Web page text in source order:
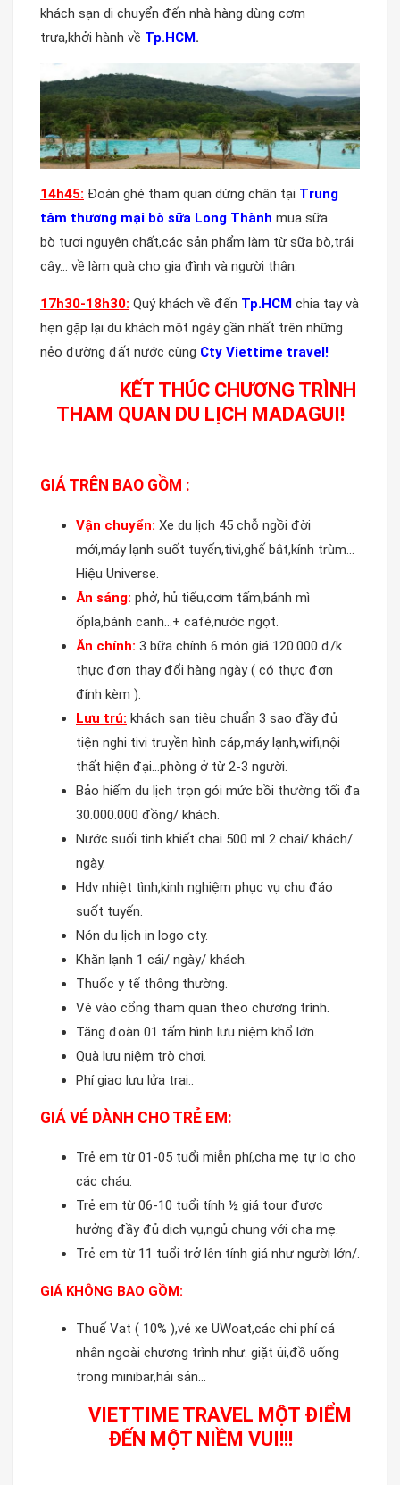
khách sạn di chuyển đến nhà hàng dùng cơm
trưa,khởi hành về Tp.HCM.
14h45: Đoàn ghé tham quan dừng chân tại Trung
tâm thương mại bò sữa Long Thành mua sữa
bò tươi nguyên chất,các sản phẩm làm từ sữa bò,trái
cây… về làm quà cho gia đình và người thân.
17h30-18h30: Quý khách về đến Tp.HCM chia tay và
hẹn gặp lại du khách một ngày gần nhất trên những
nẻo đường đất nước cùng Cty Viettime travel!
KẾT THÚC CHƯƠNG TRÌNH
THAM QUAN DU LỊCH MADAGUI!
GIÁ TRÊN BAO GỒM :
Vận chuyển: Xe du lịch 45 chỗ ngồi đời
mới,máy lạnh suốt tuyến,tivi,ghế bật,kính trùm…
Hiệu Universe.
Ăn sáng: phở, hủ tiếu,cơm tấm,bánh mì
ốpla,bánh canh…+ café,nước ngọt.
Ăn chính: 3 bữa chính 6 món giá 120.000 đ/k
thực đơn thay đổi hàng ngày ( có thực đơn
đính kèm ).
Lưu trú: khách sạn tiêu chuẩn 3 sao đầy đủ
tiện nghi tivi truyền hình cáp,máy lạnh,wifi,nội
thất hiện đại…phòng ở từ 2-3 người.
Bảo hiểm du lịch trọn gói mức bồi thường tối đa
30.000.000 đồng/ khách.
Nước suối tinh khiết chai 500 ml 2 chai/ khách/
ngày.
Hdv nhiệt tình,kinh nghiệm phục vụ chu đáo
suốt tuyến.
Nón du lịch in logo cty.
Khăn lạnh 1 cái/ ngày/ khách.
Thuốc y tế thông thường.
Vé vào cổng tham quan theo chương trình.
Tặng đoàn 01 tấm hình lưu niệm khổ lớn.
Quà lưu niệm trò chơi.
Phí giao lưu lửa trại..
GIÁ VÉ DÀNH CHO TRẺ EM:
Trẻ em từ 01-05 tuổi miễn phí,cha mẹ tự lo cho
các cháu.
Trẻ em từ 06-10 tuổi tính ½ giá tour được
hưởng đầy đủ dịch vụ,ngủ chung với cha mẹ.
Trẻ em từ 11 tuổi trở lên tính giá như người lớn/.
GIÁ KHÔNG BAO GỒM:
Thuế Vat ( 10% ),vé xe UWoat,các chi phí cá
nhân ngoài chương trình như: giặt ủi,đồ uống
trong minibar,hải sản…
VIETTIME TRAVEL MỘT ĐIỂM
ĐẾN MỘT NIỀM VUI!!!